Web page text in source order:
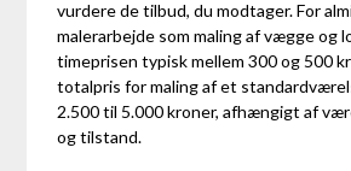
vurdere de tilbud, du modtager. For
malerarbejde som maling af vægge og
timeprisen typisk mellem 300 og 500
totalpris for maling af et
2.500 til 5.000 kroner, afhængigt af
og tilstand.